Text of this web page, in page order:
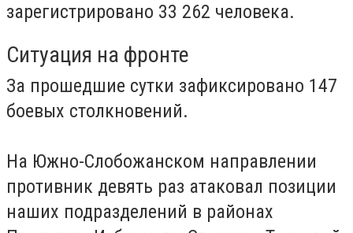
зарегистрировано 33 262 человека.
Ситуация на фронте
За прошедшие сутки зафиксировано 147
боевых столкновений.
На Южно-Слобожанском направлении
противник девять раз атаковал позиции
наших подразделений в районах